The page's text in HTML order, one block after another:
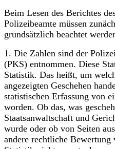
Beim Lesen des Berichtes
Polizeibeamte müssen
grundsätzlich beachtet
1.​ Die Zahlen sind der
(PKS) entnommen. Diese
Statistik. Das heißt, um
angezeigten Geschehen
statistischen Erfassung von
worden. Ob das, was
Staatsanwaltschaft und
wurde oder ob von Seiten
andere rechtliche